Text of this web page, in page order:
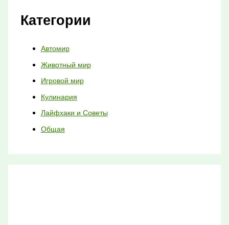
Категории
Автомир
Животный мир
Игровой мир
Кулинария
Лайфхаки и Советы
Общая